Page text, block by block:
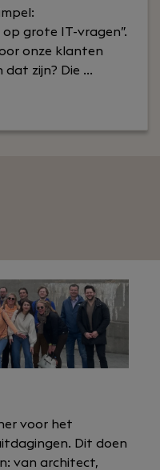
grote IT-vragen”.
onze klanten
zijn? Die ...
voor het
Dit doen
van architect,